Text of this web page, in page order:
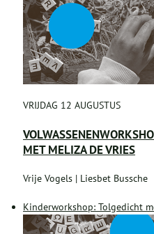
VRIJDAG 12 AUGUSTUS
MET MELIZA DE VRIES
Vrije Vogels | Liesbet Bussche
Kinderworkshop: Tolgedicht